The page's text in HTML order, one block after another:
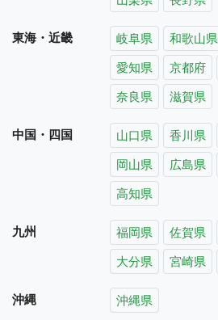
東海・近畿 岐阜県 和歌山県
愛知県
京都府
奈良県
滋賀県
中国・四国 山口県 香川県
岡山県
広島県
高知県
九州 福岡県 佐賀県
大分県
宮崎県
沖縄 沖縄県